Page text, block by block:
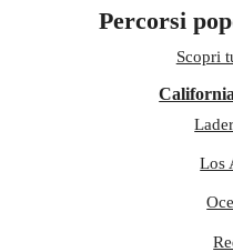
Percorsi
Scopri
Los